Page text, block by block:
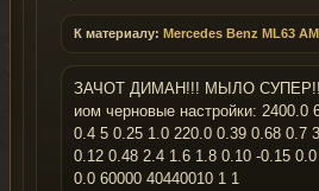
К материалу: Mercedes Benz ML63
ЗАЧОТ ДИМАН!!! МЫЛО
иом черновые настройки: 2400.0
0.4 5 0.25 1.0 220.0 0.39 0.68 0.7
0.12 0.48 2.4 1.6 1.8 0.10 -0.15
0.0 60000 40440010 1 1